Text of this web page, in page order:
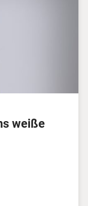
weiße